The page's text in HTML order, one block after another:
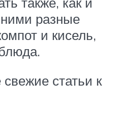
разные
и кисель,
статьи к